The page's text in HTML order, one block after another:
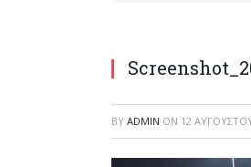
BY ADMIN ON 12